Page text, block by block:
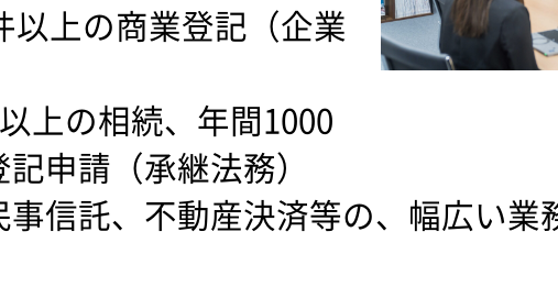
以上の商業登記（企業
上の相続、年間1000
申請（承継法務）
事信託、不動産決済等の、幅広い業